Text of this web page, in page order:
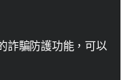
詐騙防護功能，可以